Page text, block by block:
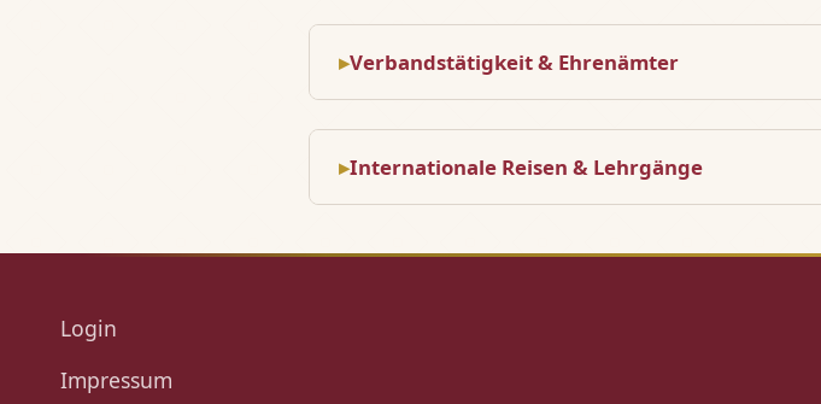
Verbandstätigkeit & Ehrenämter
Internationale Reisen & Lehrgänge
Login
Impressum